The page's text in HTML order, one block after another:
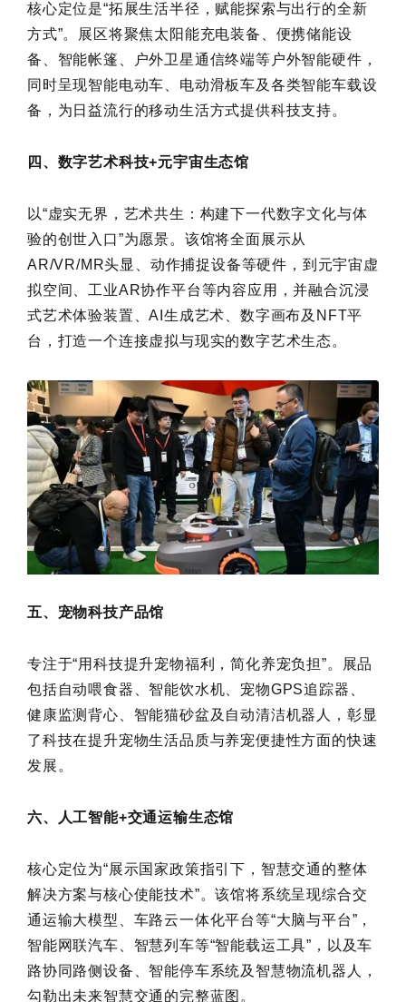
核心定位是“拓展生活半径，赋能探索与出行的全新
方式”。展区将聚焦太阳能充电装备、便携储能设
备、智能帐篷、户外卫星通信终端等户外智能硬件，
同时呈现智能电动车、电动滑板车及各类智能车载设
备，为日益流行的移动生活方式提供科技支持。
四、数字艺术科技+元宇宙生态馆
以“虚实无界，艺术共生：构建下一代数字文化与体
验的创世入口”为愿景。该馆将全面展示从
AR/VR/MR头显、动作捕捉设备等硬件，到元宇宙虚
拟空间、工业AR协作平台等内容应用，并融合沉浸
式艺术体验装置、AI生成艺术、数字画布及NFT平
台，打造一个连接虚拟与现实的数字艺术生态。
五、宠物科技产品馆
专注于“用科技提升宠物福利，简化养宠负担”。展品
包括自动喂食器、智能饮水机、宠物GPS追踪器、
健康监测背心、智能猫砂盆及自动清洁机器人，彰显
了科技在提升宠物生活品质与养宠便捷性方面的快速
发展。
六、人工智能+交通运输生态馆
核心定位为“展示国家政策指引下，智慧交通的整体
解决方案与核心使能技术”。该馆将系统呈现综合交
通运输大模型、车路云一体化平台等“大脑与平台”，
智能网联汽车、智慧列车等“智能载运工具”，以及车
路协同路侧设备、智能停车系统及智慧物流机器人，
勾勒出未来智慧交通的完整蓝图。